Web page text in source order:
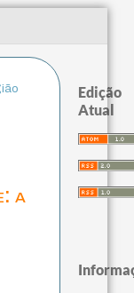
a
Edição
Atual